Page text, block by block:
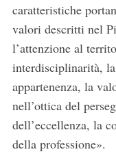
caratteristiche
valori descritti nel
l’attenzione al
interdisciplinarità,
appartenenza, la
nell’ottica del
dell’eccellenza, la
della professione».